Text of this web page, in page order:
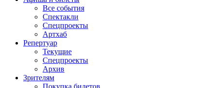
Все события
Спектакли
Спецпроекты
Артхаб
Репертуар
Текущие
Спецпроекты
Архив
Зрителям
Покупка билетов